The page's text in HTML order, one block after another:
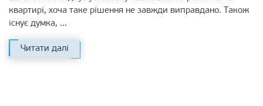
квартирі, хоча таке рішення не завжди виправдано. Також
існує думка, ...
Читати далі